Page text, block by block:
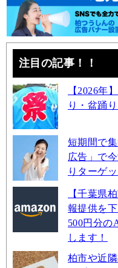
注目の記事！！
【2026年
り・盆踊
短期間で
広告」で
りターゲ
【千葉県
報提供を
500円分の
します！
柏市や近